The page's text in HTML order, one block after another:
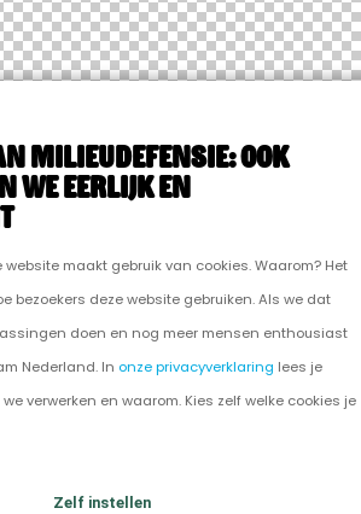
Milieudefensie: ook
we eerlijk en
website maakt gebruik van cookies. Waarom? Het
bezoekers deze website gebruiken. Als we dat
doen en nog meer mensen enthousiast
Nederland. In onze privacyverklaring lees je
verwerken en waarom. Kies zelf welke cookies je
Zelf instellen